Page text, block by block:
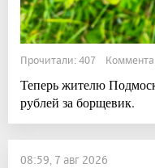
Прочитали: 407
Теперь жителю
рублей за борщевик.
08:59, 7 авг 2026